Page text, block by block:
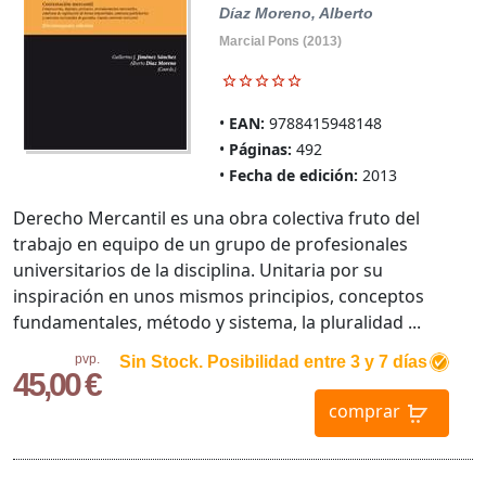
Díaz Moreno, Alberto
Marcial Pons (2013)
EAN: 9788415948148
Páginas: 492
Fecha de edición: 2013
pvp.
45,00 €
Sin Stock. Posibilidad entre 3 y 7 días
comprar
Derecho Mercantil es una obra colectiva fruto del
trabajo en equipo de un grupo de profesionales
universitarios de la disciplina. Unitaria por su
inspiración en unos mismos principios, conceptos
fundamentales, método y sistema, la pluralidad ...